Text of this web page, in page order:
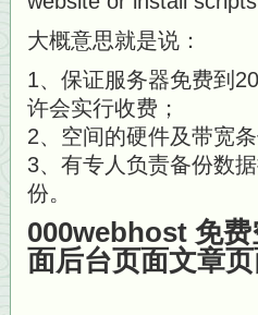
大概意思就是说：
1、保证服务器免费到
许会实行收费；
2、空间的硬件及带宽条
3、有专人负责备份数
份。
000webhost 免
面后台页面文章